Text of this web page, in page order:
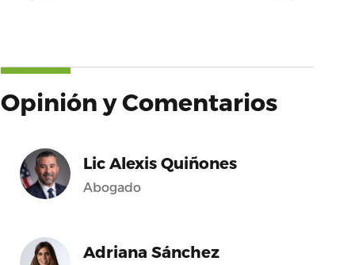
Opinión y Comentarios
Lic Alexis Quiñones
Abogado
Adriana Sánchez